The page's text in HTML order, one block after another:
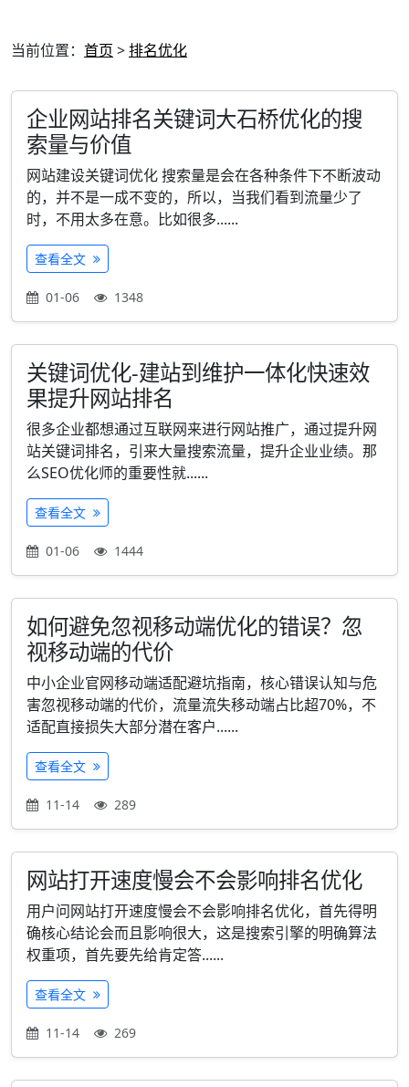
当前位置： 首页 >排名优化
企业网站排名关键词大石桥优化的搜
索量与价值
网站建设关键词优化 搜索量是会在各种条件下不断波动
的，并不是一成不变的，所以，当我们看到流量少了
时，不用太多在意。比如很多......
查看全文
01-06 1348
关键词优化-建站到维护一体化快速效
果提升网站排名
很多企业都想通过互联网来进行网站推广，通过提升网
站关键词排名，引来大量搜索流量，提升企业业绩。那
么SEO优化师的重要性就......
查看全文
01-06 1444
如何避免忽视移动端优化的错误？忽
视移动端的代价
中小企业官网移动端适配避坑指南，核心错误认知与危
害忽视移动端的代价，流量流失移动端占比超70%，不
适配直接损失大部分潜在客户......
查看全文
11-14 289
网站打开速度慢会不会影响排名优化
用户问网站打开速度慢会不会影响排名优化，首先得明
确核心结论会而且影响很大，这是搜索引擎的明确算法
权重项，首先要先给肯定答......
查看全文
11-14 269